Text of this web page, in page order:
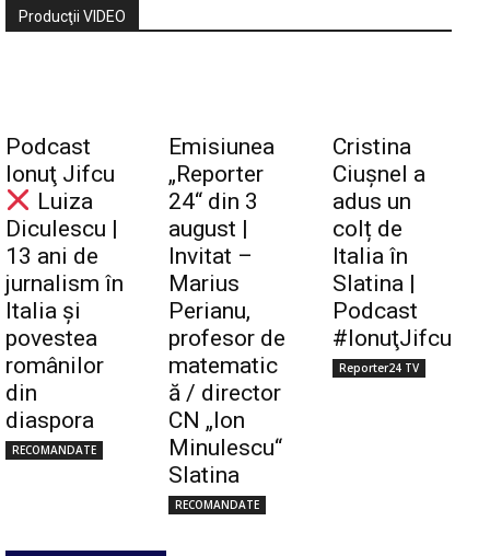
Producţii VIDEO
Podcast
Ionuţ Jifcu
Luiza
Diculescu |
13 ani de
jurnalism în
Italia și
povestea
românilor
din
diaspora
RECOMANDATE
Emisiunea
„Reporter
24“ din 3
august |
Invitat –
Marius
Perianu,
profesor de
matematic
ă / director
CN „Ion
Minulescu“
Slatina
RECOMANDATE
Cristina
Ciuşnel a
adus un
colț de
Italia în
Slatina |
Podcast
#IonuţJifcu
Reporter24 TV